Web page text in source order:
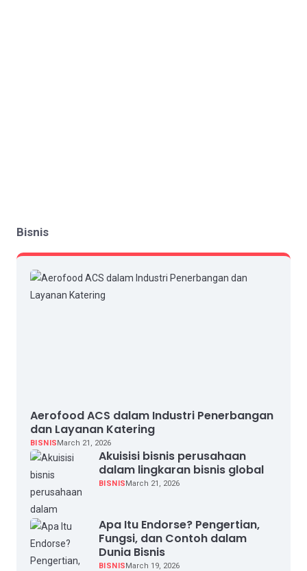
Bisnis
Aerofood ACS dalam Industri Penerbangan
dan Layanan Katering
BISNISMarch 21, 2026
Akuisisi bisnis perusahaan
dalam lingkaran bisnis global
BISNISMarch 21, 2026
Apa Itu Endorse? Pengertian,
Fungsi, dan Contoh dalam
Dunia Bisnis
BISNISMarch 19, 2026